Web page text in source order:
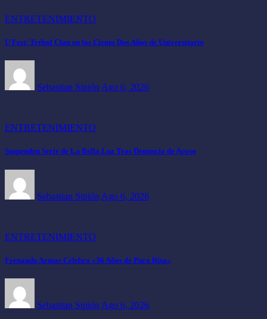
ENTRETENIMIENTO
U Fest: Trébol Clan en los Ciento Dos Años de Universitario
Sebastian Sipión Ago 6, 2026
ENTRETENIMIENTO
Suspenden Serie de La Bella Luz Tras Denuncia de Acoso
Sebastian Sipión Ago 6, 2026
ENTRETENIMIENTO
Fernando Armas Celebra «36 Años de Pura Risa»
Sebastian Sipión Ago 6, 2026